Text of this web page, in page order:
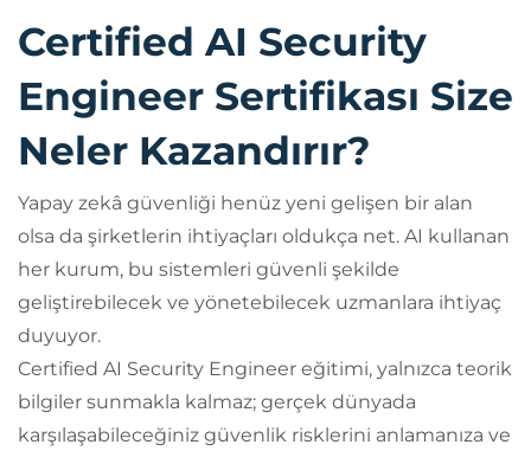
Certified AI Security
Engineer Sertifikası Size
Neler Kazandırır?
Yapay zekâ güvenliği henüz yeni gelişen bir alan
olsa da şirketlerin ihtiyaçları oldukça net. AI kullanan
her kurum, bu sistemleri güvenli şekilde
geliştirebilecek ve yönetebilecek uzmanlara ihtiyaç
duyuyor.
Certified AI Security Engineer eğitimi, yalnızca teorik
bilgiler sunmakla kalmaz; gerçek dünyada
karşılaşabileceğiniz güvenlik risklerini anlamanıza ve